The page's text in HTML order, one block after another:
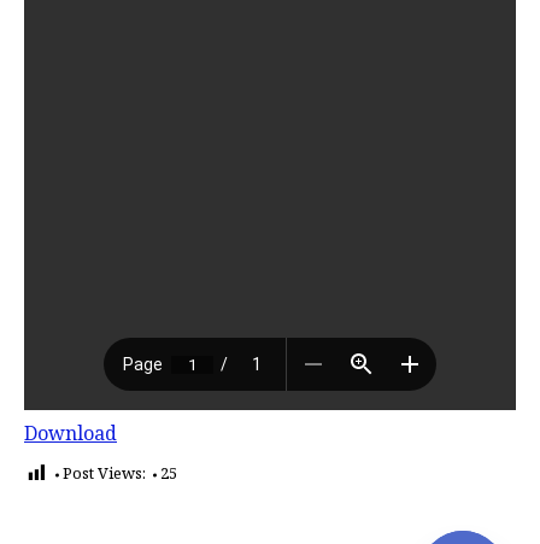
Download
Post Views: 25